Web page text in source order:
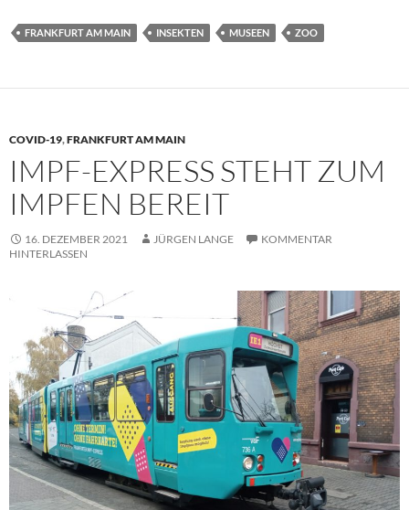
FRANKFURT AM MAIN INSEKTEN MUSEEN ZOO
COVID-19,FRANKFURT AM MAIN
IMPF-EXPRESS STEHT ZUM
IMPFEN BEREIT
16. DEZEMBER 2021 JÜRGEN LANGE
KOMMENTAR
HINTERLASSEN